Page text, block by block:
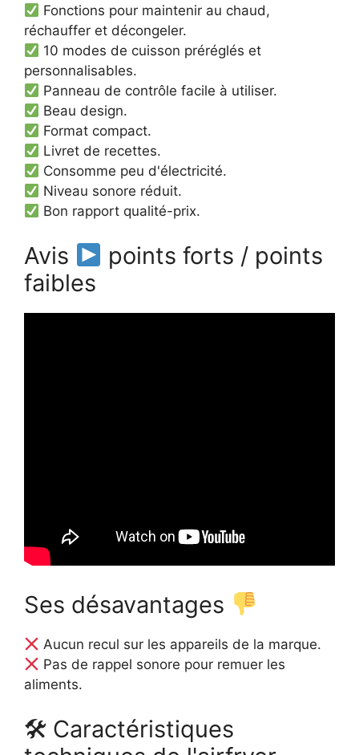
Fonctions pour maintenir au chaud,
réchauffer et décongeler.
10 modes de cuisson préréglés et
personnalisables.
Panneau de contrôle facile à utiliser.
Beau design.
Format compact.
Livret de recettes.
Consomme peu d'électricité.
Niveau sonore réduit.
Bon rapport qualité-prix.
Avis
points forts / points
faibles
Ses désavantages
Aucun recul sur les appareils de la marque.
Pas de rappel sonore pour remuer les
aliments.
🛠 Caractéristiques